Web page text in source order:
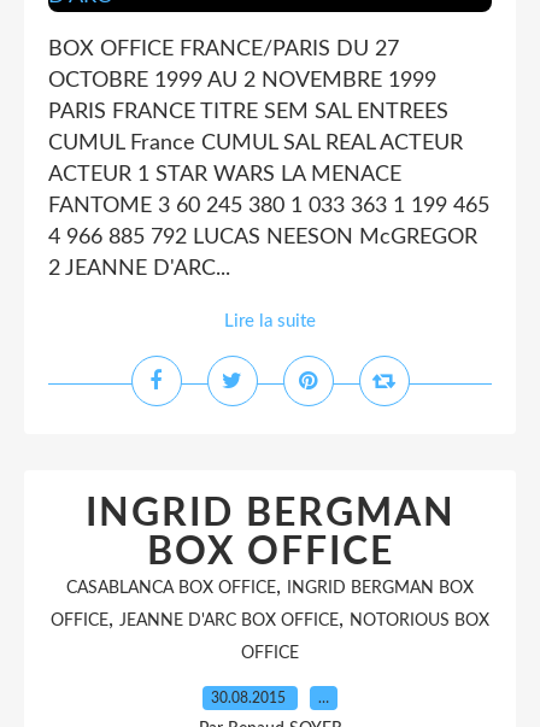
BOX OFFICE FRANCE/PARIS DU 27
OCTOBRE 1999 AU 2 NOVEMBRE 1999
PARIS FRANCE TITRE SEM SAL ENTREES
CUMUL France CUMUL SAL REAL ACTEUR
ACTEUR 1 STAR WARS LA MENACE
FANTOME 3 60 245 380 1 033 363 1 199 465
4 966 885 792 LUCAS NEESON McGREGOR
2 JEANNE D'ARC...
Lire la suite
INGRID BERGMAN
BOX OFFICE
CASABLANCA BOX OFFICE,
INGRID BERGMAN BOX
OFFICE, JEANNE D'ARC BOX OFFICE, NOTORIOUS BOX
OFFICE
30.08.2015 …